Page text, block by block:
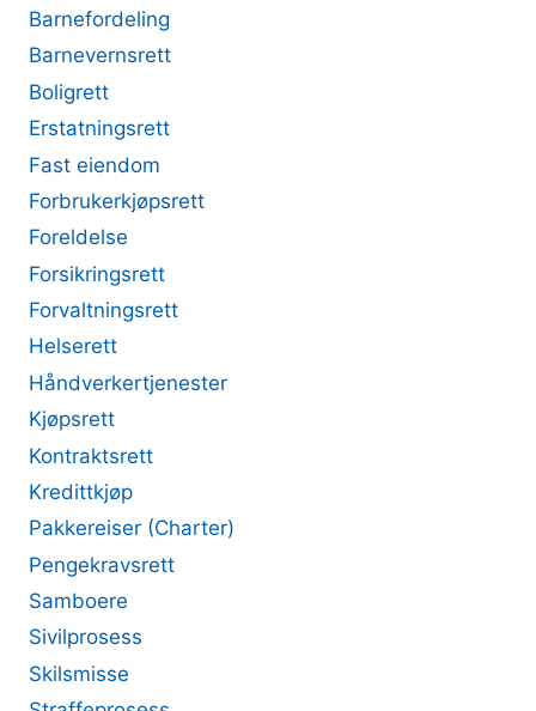
Barnefordeling
Barnevernsrett
Boligrett
Erstatningsrett
Fast eiendom
Forbrukerkjøpsrett
Foreldelse
Forsikringsrett
Forvaltningsrett
Helserett
Håndverkertjenester
Kjøpsrett
Kontraktsrett
Kredittkjøp
Pakkereiser (Charter)
Pengekravsrett
Samboere
Sivilprosess
Skilsmisse